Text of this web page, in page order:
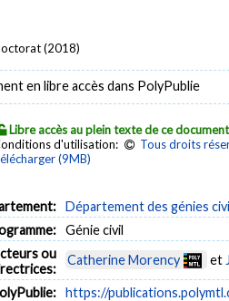
(2018)
en libre accès dans PolyPublie
Libre accès au plein texte de ce document
d'utilisation:
Tous droits
(9MB)
Département des génies
Génie civil
ou
Catherine Morency et
https://